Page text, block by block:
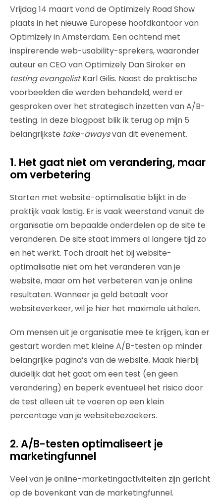
Vrijdag 14 maart vond de Optimizely Road Show
plaats in het nieuwe Europese hoofdkantoor van
Optimizely in Amsterdam. Een ochtend met
inspirerende web-usability-sprekers, waaronder
auteur en CEO van Optimizely Dan Siroker en
testing evangelistKarl Gilis. Naast de praktische
voorbeelden die werden behandeld, werd er
gesproken over het strategisch inzetten van A/B-
testing. In deze blogpost blik ik terug op mijn 5
belangrijkste take-awaysvan dit evenement.
1. Het gaat niet om verandering, maar
om verbetering
Starten met website-optimalisatie blijkt in de
praktijk vaak lastig. Er is vaak weerstand vanuit de
organisatie om bepaalde onderdelen op de site te
veranderen. De site staat immers al langere tijd zo
en het werkt. Toch draait het bij website-
optimalisatie niet om het veranderen van je
website, maar om het verbeteren van je online
resultaten. Wanneer je geld betaalt voor
websiteverkeer, wil je hier het maximale uithalen.
Om mensen uit je organisatie mee te krijgen, kan er
gestart worden met kleine A/B-testen op minder
belangrijke pagina’s van de website. Maak hierbij
duidelijk dat het gaat om een test (en geen
verandering) en beperk eventueel het risico door
de test alleen uit te voeren op een klein
percentage van je websitebezoekers.
2. A/B-testen optimaliseert je
marketingfunnel
Veel van je online-marketingactiviteiten zijn gericht
op de bovenkant van de marketingfunnel.